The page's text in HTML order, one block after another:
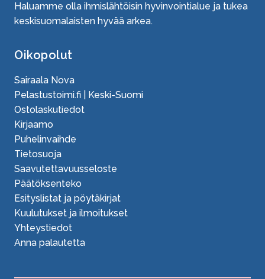
Haluamme olla ihmislähtöisin hyvinvointialue ja tukea
keskisuomalaisten hyvää arkea.
Oikopolut
Sairaala Nova
Pelastustoimi.fi | Keski-Suomi
Ostolaskutiedot
Kirjaamo
Puhelinvaihde
Tietosuoja
Saavutettavuusseloste
Päätöksenteko
Esityslistat ja pöytäkirjat
Kuulutukset ja ilmoitukset
Yhteystiedot
Anna palautetta